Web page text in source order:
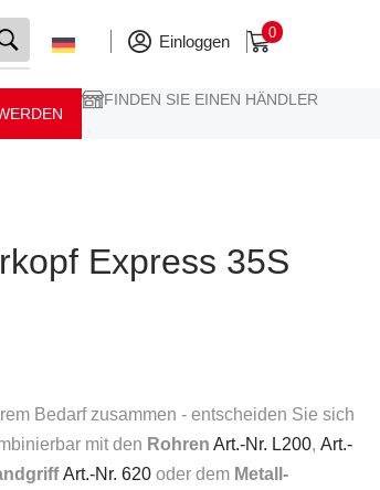
Einloggen 0
FINDEN SIE EINEN HÄNDLER
Express 35S
Bedarf zusammen - entscheiden Sie sich
mit den Rohren Art.-Nr. L200, Art.-
Art.-Nr. 620 oder dem Metall-